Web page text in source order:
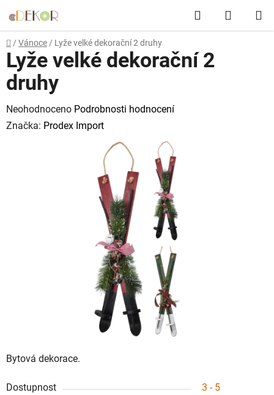
na
obsah
Hledat
KOŠÍK
Domů
/ Vánoce / Lyže velké dekorační 2 druhy
Bytová dekorace.
Dostupnost
3 - 5
Lyže velké dekorační 2
druhy
Průměrné
hodnocení
Neohodnoceno Podrobnosti hodnocení
Značka: Prodex Import